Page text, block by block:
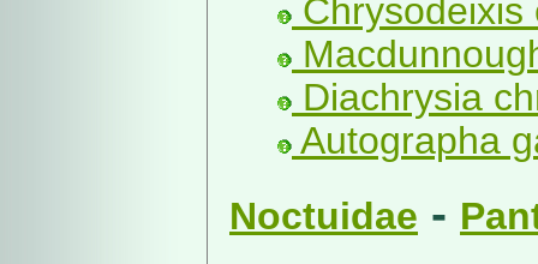
Chrysodeixis
Diachrysia
Autographa
Noctuidae -